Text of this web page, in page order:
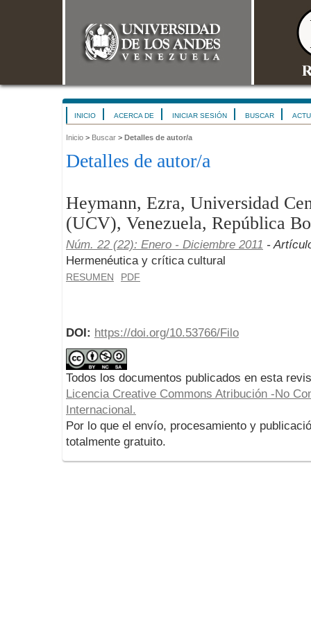
INICIO ACERCA DE INICIAR SESIÓN BUSCAR
Inicio > Buscar > Detalles de autor/a
Detalles de autor/a
Heymann, Ezra, Universidad
(UCV), Venezuela, República
Núm. 22 (22): Enero - Diciembre 2011 -
Hermenéutica y crítica cultural
RESUMEN PDF
DOI: https://doi.org/10.53766/Filo
Todos los documentos publicados en esta
Licencia Creative Commons Atribución -No
Internacional.
Por lo que el envío, procesamiento y
totalmente gratuito.